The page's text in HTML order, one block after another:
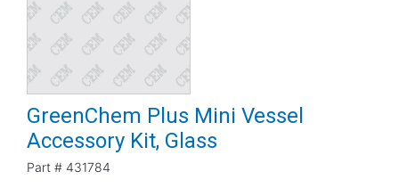
GreenChem Plus Mini Vessel
Accessory Kit, Glass
Part # 431784